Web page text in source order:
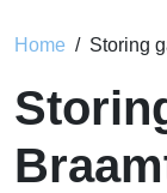
Home Storing